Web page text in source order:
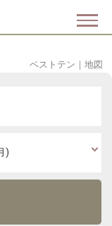
地図
｜
ベストテン